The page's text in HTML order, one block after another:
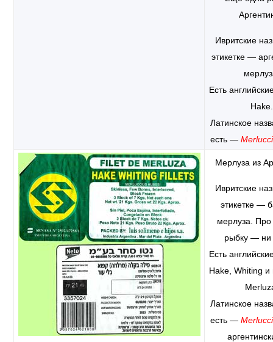
Ивритские
этикетке —
Есть
Hake.
Латинское
есть —
Мерлуза из
Ивритские
этикетке —
мерлуза. Про
рыбку — ни
Есть
Hake, Whiting и
Латинское
есть —